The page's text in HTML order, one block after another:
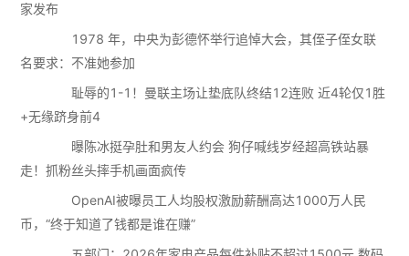
家发布
1978 年，中央为彭德怀举行追悼大会，其侄子侄女联
名要求：不准她参加
耻辱的1-1！曼联主场让垫底队终结12连败 近4轮仅1胜
+无缘跻身前4
曝陈冰挺孕肚和男友人约会 狗仔喊线岁经超高铁站暴
走！抓粉丝头摔手机画面疯传
OpenAI被曝员工人均股权激励薪酬高达1000万人民
币，“终于知道了钱都是谁在赚”